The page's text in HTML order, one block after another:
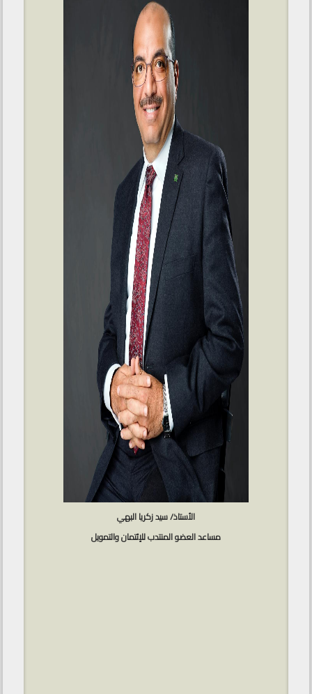
الأستاذ/ سيد زكريا البهي
مساعد العضو المنتدب للإئتمان والتمويل